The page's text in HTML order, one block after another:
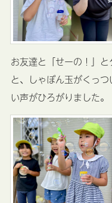
お友達と「せーの！」
と、しゃぼん玉がくっ
い声がひろがりました。